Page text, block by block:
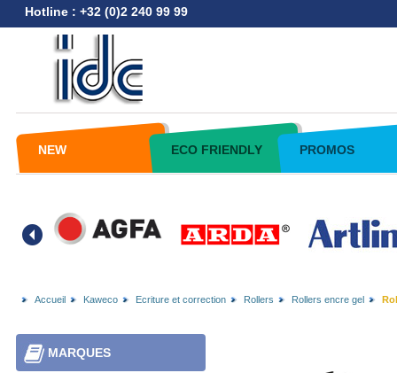
Hotline : +32 (0)2 240 99 99
NEW ECO FRIENDLY PROMOS
Accueil Kaweco Ecriture et correction Rollers Rollers encre gel
MARQUES